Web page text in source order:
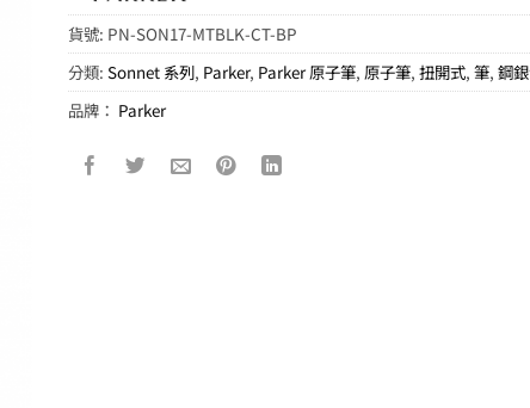
貨號: PN-SON17-MTBLK-CT-BP
分類:Sonnet 系列, Parker, Parker 原子筆, 原子筆,扭開式,筆,鋼
品牌： Parker